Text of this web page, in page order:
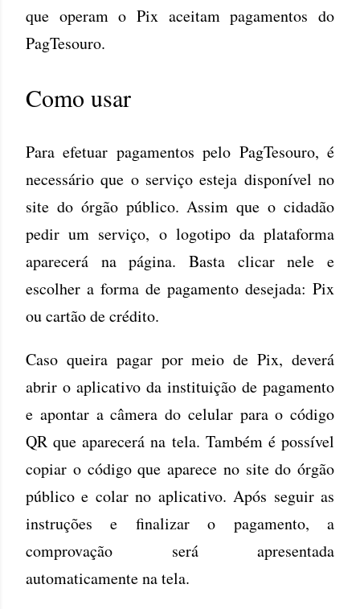
que operam o Pix aceitam pagamentos do
PagTesouro.
Como usar
Para efetuar pagamentos pelo PagTesouro, é
necessário que o serviço esteja disponível no
site do órgão público. Assim que o cidadão
pedir um serviço, o logotipo da plataforma
aparecerá na página. Basta clicar nele e
escolher a forma de pagamento desejada: Pix
ou cartão de crédito.
Caso queira pagar por meio de Pix, deverá
abrir o aplicativo da instituição de pagamento
e apontar a câmera do celular para o código
QR que aparecerá na tela. Também é possível
copiar o código que aparece no site do órgão
público e colar no aplicativo. Após seguir as
instruções e finalizar o pagamento, a
comprovação será apresentada
automaticamente na tela.